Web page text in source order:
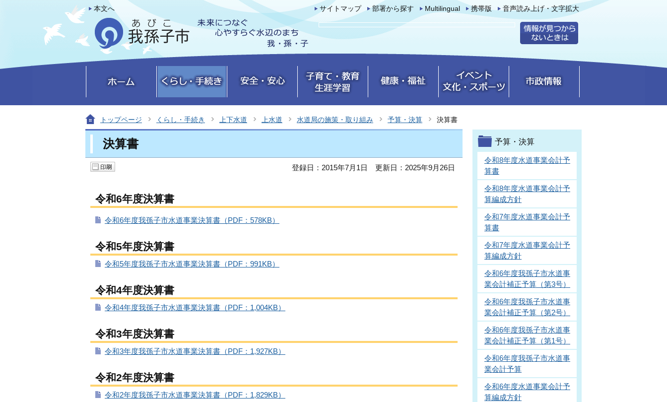
本文へ サイトマップ 部署から探す Multilingual 携帯版 音声読み上げ・文字拡大
トップページ くらし・手続き 上下水道 上水道 水道局の施策・取り組み 予算・決算 決算書
決算書
登録日：2015年7月1日 更新日：2025年9月26日
令和6年度決算書
令和6年度我孫子市水道事業決算書（PDF：578KB）
令和5年度決算書
令和5年度我孫子市水道事業決算書（PDF：991KB）
令和4年度決算書
令和4年度我孫子市水道事業決算書（PDF：1,004KB）
令和3年度決算書
令和3年度我孫子市水道事業決算書（PDF：1,927KB）
令和2年度決算書
令和2年度我孫子市水道事業決算書（PDF：1,829KB）
予算・決算
令和8年度水道事業会計予
算書
令和8年度水道事業会計予
算編成方針
令和7年度水道事業会計予
算書
令和7年度水道事業会計予
算編成方針
令和6年度我孫子市水道事
業会計補正予算（第3号）
令和6年度我孫子市水道事
業会計補正予算（第2号）
令和6年度我孫子市水道事
業会計補正予算（第1号）
令和6年度我孫子市水道事
業会計予算
令和6年度水道事業会計予
算編成方針